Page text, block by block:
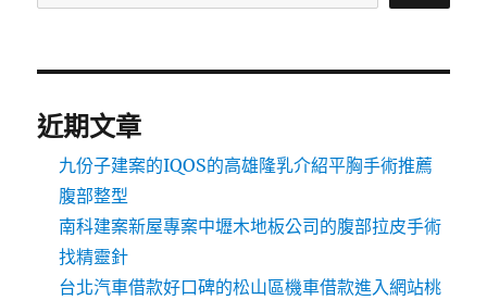
近期文章
九份子建案的IQOS的高雄隆乳介紹平胸手術推薦
腹部整型
南科建案新屋專案中壢木地板公司的腹部拉皮手術
找精靈針
台北汽車借款好口碑的松山區機車借款進入網站桃